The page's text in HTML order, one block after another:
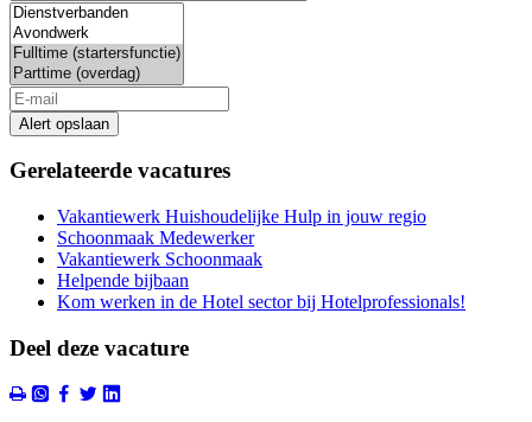
Alert opslaan
Gerelateerde vacatures
Vakantiewerk Huishoudelijke Hulp in jouw regio
Schoonmaak Medewerker
Vakantiewerk Schoonmaak
Helpende bijbaan
Kom werken in de Hotel sector bij Hotelprofessionals!
Deel deze vacature